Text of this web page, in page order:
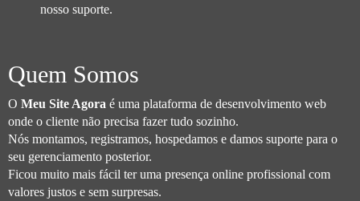
nosso suporte.
Quem Somos
O Meu Site Agora é uma plataforma de desenvolvimento web
onde o cliente não precisa fazer tudo sozinho.
Nós montamos, registramos, hospedamos e damos suporte para o
seu gerenciamento posterior.
Ficou muito mais fácil ter uma presença online profissional com
valores justos e sem surpresas.